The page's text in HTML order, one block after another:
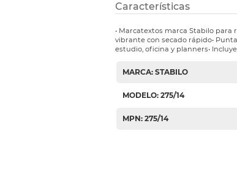
Características
• Marcatextos marca Stabilo
vibrante con secado rápido•
estudio, oficina y planners•
MARCA: STABILO
MODELO: 275/14
MPN: 275/14